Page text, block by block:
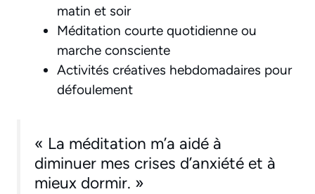
matin et soir
Méditation courte quotidienne ou
marche consciente
Activités créatives hebdomadaires pour
défoulement
« La méditation m’a aidé à
diminuer mes crises d’anxiété et à
mieux dormir. »